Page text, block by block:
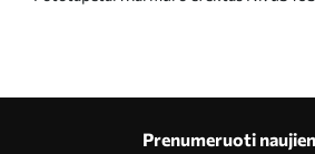
Prenumeruoti